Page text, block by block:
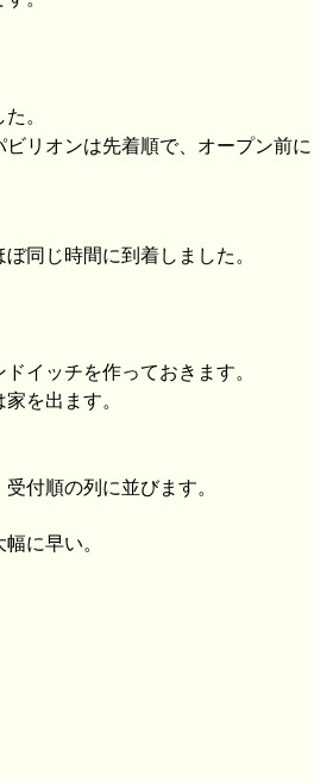
。
リオンは先着順で、オープン前に
同じ時間に到着しました。
イッチを作っておきます。
を出ます。
付順の列に並びます。
に早い。